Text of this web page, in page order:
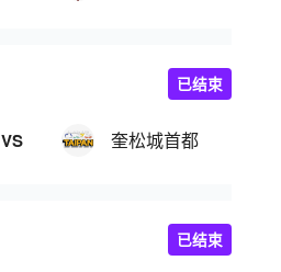
VS 奎松城首都
已结束
已结束